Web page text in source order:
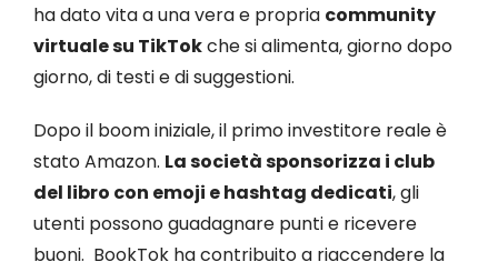
ha dato vita a una vera e propria community
virtuale su TikTokche si alimenta, giorno dopo
giorno, di testi e di suggestioni.
Dopo il boom iniziale, il primo investitore reale è
stato Amazon. La società sponsorizza i club
del libro con emoji e hashtag dedicati, gli
utenti possono guadagnare punti e ricevere
buoni. BookTok ha contribuito a riaccendere la